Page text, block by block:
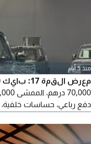
منذ 5 أيام
دفع رباعي، حساسات خلفية،
بارد. ويمكن الشراء من